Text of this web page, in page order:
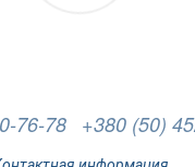
76-78 +380 (50)